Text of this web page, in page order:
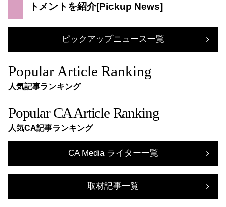
トメントを紹介
ピックアップニュース一覧
Popular Article Ranking
人気記事ランキング
Popular CA Article Ranking
人気CA記事ランキング
CA Media ライター一覧
取材記事一覧